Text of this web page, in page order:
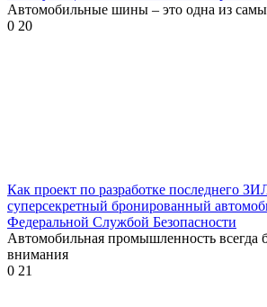
Автомобильные шины – это одна из
0 20
Как проект по разработке последнего
суперсекретный бронированный
Федеральной Службой Безопасности
Автомобильная промышленность всегда
внимания
0 21